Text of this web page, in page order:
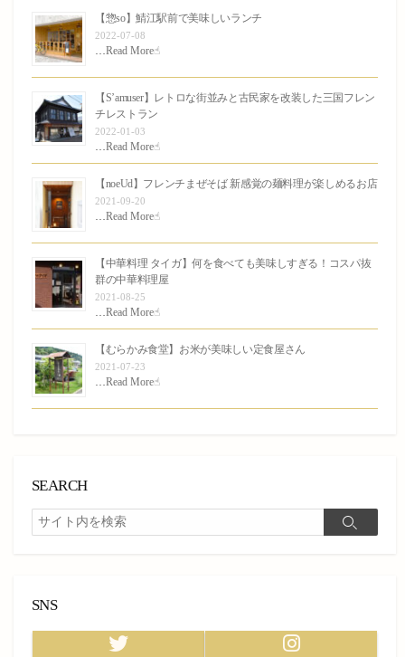
【惣so】鯖江駅前で美味しいランチ
2022-07-08
Read More☝︎
【S’amuser】レトロな街並みと古民家を改装した三国フレン
チレストラン
2022-01-03
Read More☝︎
【noeUd】フレンチまぜそば 新感覚の麺料理が楽しめるお店
2021-09-20
Read More☝︎
【中華料理 タイガ】何を食べても美味しすぎる！コスパ抜
群の中華料理屋
2021-08-25
Read More☝︎
【むらかみ食堂】お米が美味しい定食屋さん
2021-07-23
Read More☝︎
SEARCH
検
索
検
SNS
Twitter Instagram